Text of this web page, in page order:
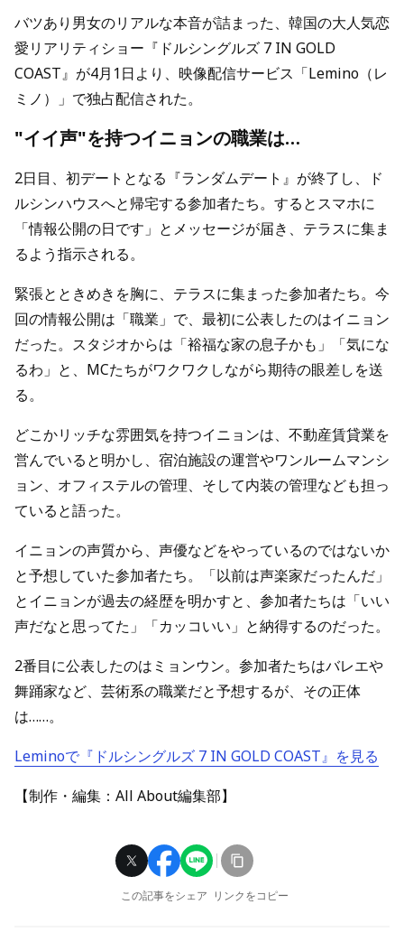
バツあり男女のリアルな本音が詰まった、韓国の大人気恋
愛リアリティショー『ドルシングルズ 7 IN GOLD
COAST』が4月1日より、映像配信サービス「Lemino（レ
ミノ）」で独占配信された。
"イイ声"を持つイニョンの職業は…
2日目、初デートとなる『ランダムデート』が終了し、ド
ルシンハウスへと帰宅する参加者たち。するとスマホに
「情報公開の日です」とメッセージが届き、テラスに集ま
るよう指示される。
緊張とときめきを胸に、テラスに集まった参加者たち。今
回の情報公開は「職業」で、最初に公表したのはイニョン
だった。スタジオからは「裕福な家の息子かも」「気にな
るわ」と、MCたちがワクワクしながら期待の眼差しを送
る。
どこかリッチな雰囲気を持つイニョンは、不動産賃貸業を
営んでいると明かし、宿泊施設の運営やワンルームマンシ
ョン、オフィステルの管理、そして内装の管理なども担っ
ていると語った。
イニョンの声質から、声優などをやっているのではないか
と予想していた参加者たち。「以前は声楽家だったんだ」
とイニョンが過去の経歴を明かすと、参加者たちは「いい
声だなと思ってた」「カッコいい」と納得するのだった。
2番目に公表したのはミョンウン。参加者たちはバレエや
舞踊家など、芸術系の職業だと予想するが、その正体
は……。
Leminoで『ドルシングルズ 7 IN GOLD COAST』を見る
【制作・編集：All About編集部】
この記事をシェア リンクをコピー